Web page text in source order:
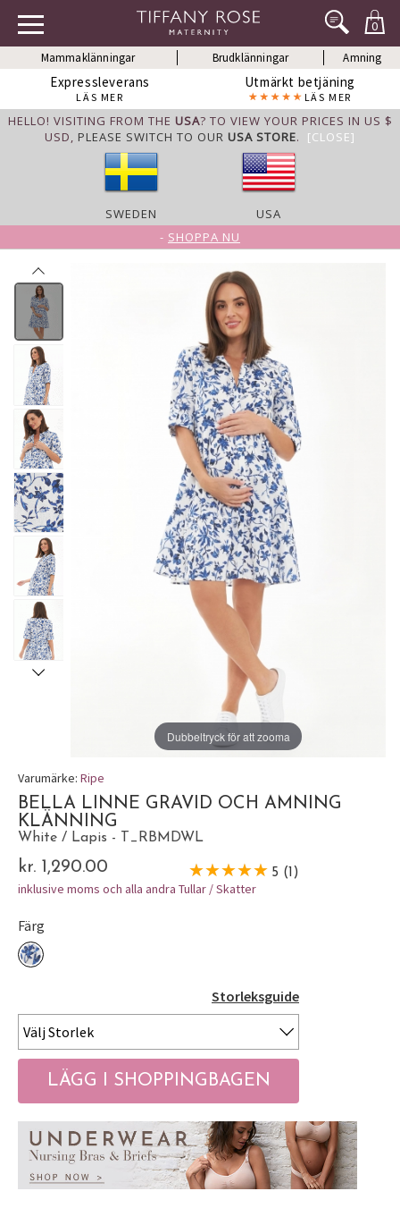
0
Mammaklänningar Brudklänningar Amning
Expressleverans
LÄS MER
Utmärkt betjäning
LÄS MER
HELLO! VISITING FROM THE USA? TO VIEW YOUR PRICES IN US $
USD, PLEASE SWITCH TO OUR USA STORE. [CLOSE]
SWEDEN
USA
- SHOPPA NU
Dubbeltryck för att zooma
Varumärke: Ripe
BELLA LINNE GRAVID OCH AMNING
KLÄNNING
White / Lapis - T_RBMDWL
kr. 1,290.00 5 (1)
inklusive moms och alla andra Tullar / Skatter
Färg
Storleksguide